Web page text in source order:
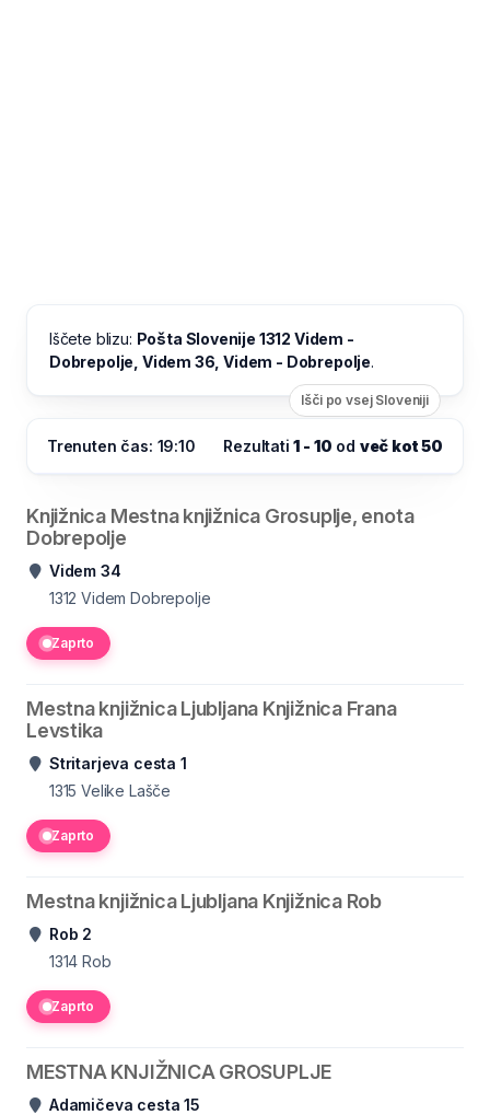
Iščete blizu: Pošta Slovenije 1312 Videm -
Dobrepolje, Videm 36, Videm - Dobrepolje.
Išči po vsej Sloveniji
Trenuten čas: 19:10 Rezultati1 - 10 od več kot 50
Knjižnica Mestna knjižnica Grosuplje, enota
Dobrepolje
Videm 34
1312 Videm Dobrepolje
Zaprto
Mestna knjižnica Ljubljana Knjižnica Frana
Levstika
Stritarjeva cesta 1
1315 Velike Lašče
Zaprto
Mestna knjižnica Ljubljana Knjižnica Rob
Rob 2
1314 Rob
Zaprto
MESTNA KNJIŽNICA GROSUPLJE
Adamičeva cesta 15